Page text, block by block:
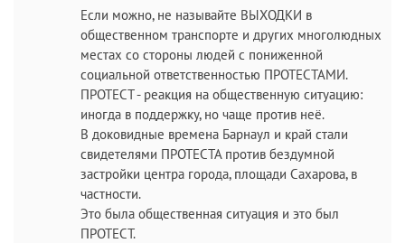
Если можно, не называйте ВЫХОДКИ в
общественном транспорте и других многолюдных
местах со стороны людей с пониженной
социальной ответственностью ПРОТЕСТАМИ.
ПРОТЕСТ - реакция на общественную ситуацию:
иногда в поддержку, но чаще против неё.
В доковидные времена Барнаул и край стали
свидетелями ПРОТЕСТА против бездумной
застройки центра города, площади Сахарова, в
частности.
Это была общественная ситуация и это был
ПРОТЕСТ.